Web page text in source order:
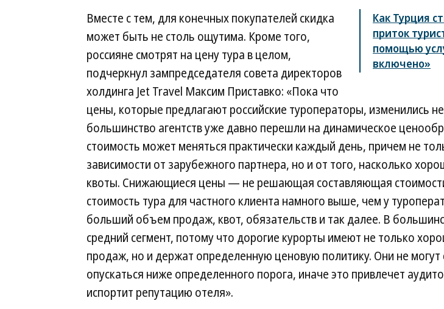
Как Турция
приток
помощью
включено»
Вместе с тем, для конечных покупателей скидка
может быть не столь ощутима. Кроме того,
россияне смотрят на цену тура в целом,
подчеркнул зампредседателя совета директоров
холдинга Jet Travel Максим Приставко: «Пока что
цены, которые предлагают российские туроператоры, изменились
большинство агентств уже давно перешли на динамическое
стоимость может меняться практически каждый день, причем не
зависимости от зарубежного партнера, но и от того, насколько
квоты. Снижающиеся цены — не решающая составляющая
стоимость тура для частного клиента намного выше, чем у
больший объем продаж, квот, обязательств и так далее. В
средний сегмент, потому что дорогие курорты имеют не только
продаж, но и держат определенную ценовую политику. Они не могут
опускаться ниже определенного порога, иначе это привлечет
испортит репутацию отеля».